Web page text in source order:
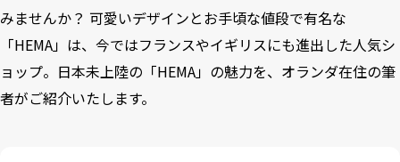
みませんか？ 可愛いデザインとお手頃な値段で有名な
「HEMA」は、今ではフランスやイギリスにも進出した人気シ
ョップ。日本未上陸の「HEMA」の魅力を、オランダ在住の筆
者がご紹介いたします。